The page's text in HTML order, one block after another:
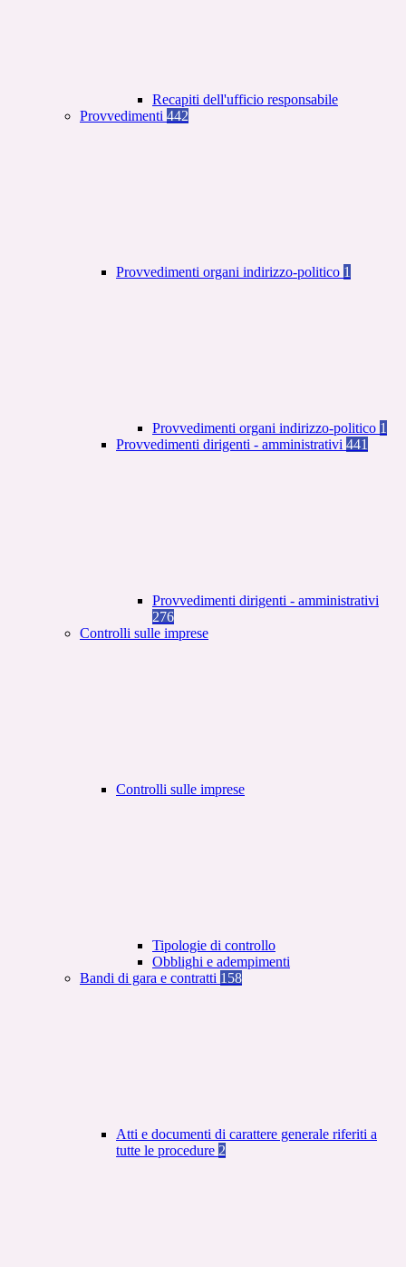
Recapiti dell'ufficio responsabile
Provvedimenti 442
Provvedimenti organi indirizzo-politico 1
Provvedimenti organi indirizzo-politico 1
Provvedimenti dirigenti - amministrativi 441
Provvedimenti dirigenti - amministrativi
276
Controlli sulle imprese
Controlli sulle imprese
Tipologie di controllo
Obblighi e adempimenti
Bandi di gara e contratti 158
Atti e documenti di carattere generale riferiti a
tutte le procedure 2